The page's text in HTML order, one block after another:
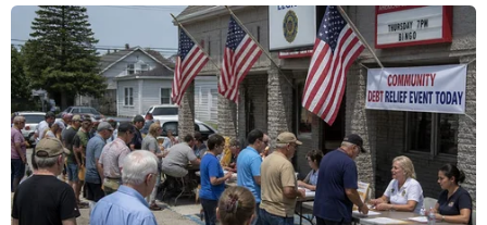
Các lực lượng Iraq xả súng vào người biểu
tình ở Baghdad
04/10/2019 07:48
Các lực lượng an ninh Iraq đã xả súng vào hàng chục
người biểu tình ở thủ đô Baghdad trong ngày biểu tình
thứ 4 phản đối nạn tham nhũng, thất nghiệp và các dịch
vụ công cộng yếu kém.